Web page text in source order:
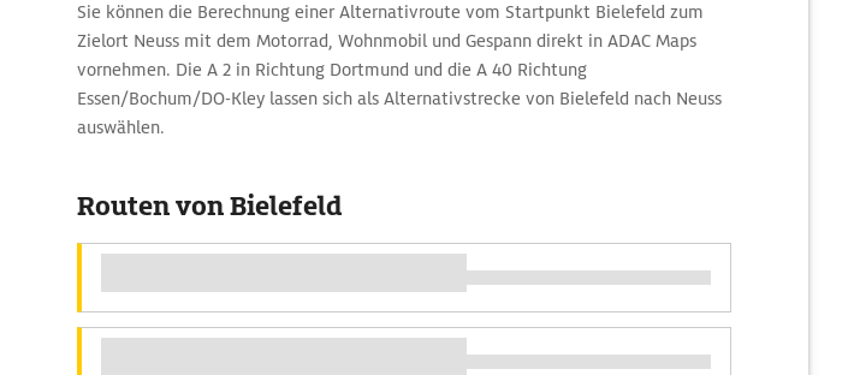
Sie können die Berechnung einer Alternativroute vom Startpunkt Bielefeld zum
Zielort Neuss mit dem Motorrad, Wohnmobil und Gespann direkt in ADAC Maps
vornehmen. Die A 2 in Richtung Dortmund und die A 40 Richtung
Essen/Bochum/DO-Kley lassen sich als Alternativstrecke von Bielefeld nach Neuss
auswählen.
Routen von Bielefeld